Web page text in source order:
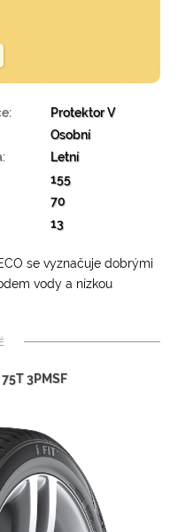
Protektor V
Osobní
Letní
155
70
13
se vyznačuje dobrými
vody a nízkou
3PMSF